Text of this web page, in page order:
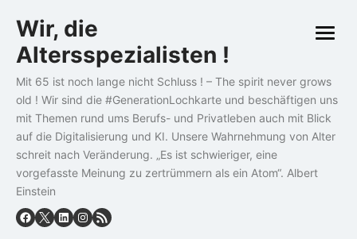
to
content
Wir, die
Altersspezialisten !
Mit 65 ist noch lange nicht Schluss ! – The spirit never grows
old ! Wir sind die #GenerationLochkarte und beschäftigen uns
mit Themen rund ums Berufs- und Privatleben auch mit Blick
auf die Digitalisierung und KI. Unsere Wahrnehmung von Alter
schreit nach Veränderung. „Es ist schwieriger, eine
vorgefasste Meinung zu zertrümmern als ein Atom“. Albert
Einstein
open